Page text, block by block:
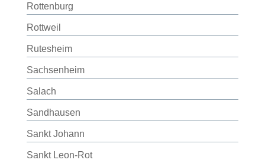
Rottenburg
Rottweil
Rutesheim
Sachsenheim
Salach
Sandhausen
Sankt Johann
Sankt Leon-Rot